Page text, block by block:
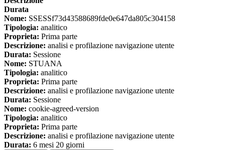
Durata
Nome: SSESSf73d43588689fde0e647da805c304158
Tipologia: analitico
Proprieta: Prima parte
Descrizione: analisi e profilazione navigazione utente
Durata: Sessione
Nome: STUANA
Tipologia: analitico
Proprieta: Prima parte
Descrizione: analisi e profilazione navigazione utente
Durata: Sessione
Nome: cookie-agreed-version
Tipologia: analitico
Proprieta: Prima parte
Descrizione: analisi e profilazione navigazione utente
Durata: 6 mesi 20 giorni